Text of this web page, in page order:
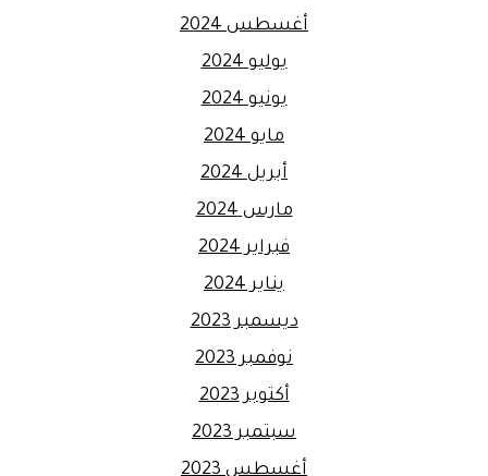
أغسطس 2024
يوليو 2024
يونيو 2024
مايو 2024
أبريل 2024
مارس 2024
فبراير 2024
يناير 2024
ديسمبر 2023
نوفمبر 2023
أكتوبر 2023
سبتمبر 2023
أغسطس 2023